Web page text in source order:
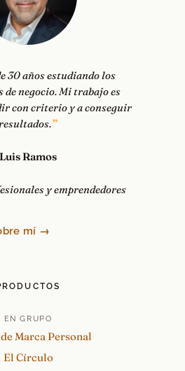
30 años estudiando los
negocio. Mi trabajo es
con criterio y a conseguir
Luis Ramos
y emprendedores
mí →
EN GRUPO
Marca Personal
El Círculo